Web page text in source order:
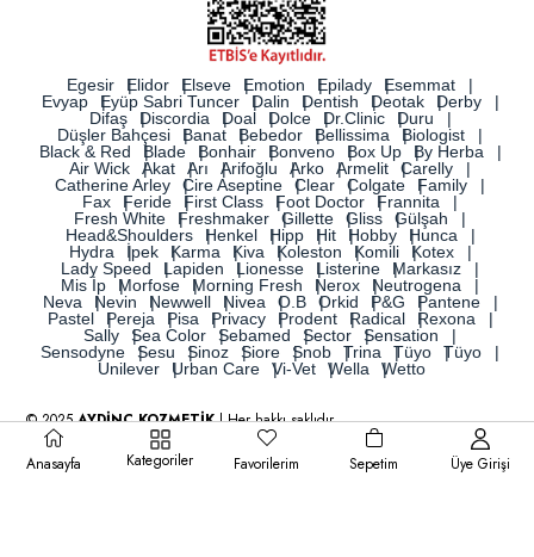
Egesir Elidor Elseve Emotion Epilady
Esemmat
Evyap
Eyüp Sabri Tuncer Dalin Dentish Deotak
Derby
Difaş
Discordia Doal Dolce Dr.Clinic
Duru
Düşler Bahçesi
Banat Bebedor Bellissima
Biologist
Black & Red
Blade Bonhair Bonveno Box Up
By Herba
Air Wick
Akat Arı Arifoğlu Arko Armelit
Carelly
Catherine Arley
Cire Aseptine Clear Colgate
Family
Fax
Feride First Class Foot Doctor
Frannita
Fresh White
Freshmaker Gillette Gliss
Gülşah
Head&Shoulders
Henkel Hipp Hit Hobby
Hunca
Hydra
İpek Karma Kiva Koleston Komili
Kotex
Lady Speed
Lapiden Lionesse Listerine
Markasız
Mis İp
Morfose Morning Fresh Nerox
Neutrogena
Neva
Nevin Newwell Nivea O.B Orkid P&G
Pantene
Pastel
Pereja Pisa Privacy Prodent Radical
Rexona
Sally
Sea Color Sebamed Sector
Sensation
Sensodyne
Sesu Sinoz Siore Snob Trina Tüyo
Tüyo
Unilever
Urban Care Vi-Vet Wella Wetto
© 2025AYDİNÇ KOZMETİK| Her hakkı saklıdır.
Anasayfa Kategoriler Favorilerim Sepetim Üye Girişi